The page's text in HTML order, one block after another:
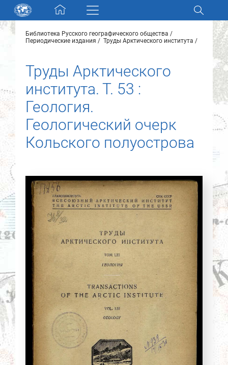
Skip navigation
Разделы и коллекции
Электронный каталог
Новости
О нас
Контакты
Партнеры
Найти
Библиотека Русского географического общества
Периодические издания
Труды Арктического института
Труды Арктического
института. Т. 53 :
Геология.
Геологический очерк
Кольского полуострова